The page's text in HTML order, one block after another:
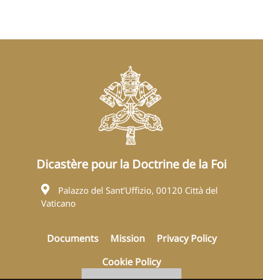
Dicastère pour la Doctrine de la Foi
Palazzo del Sant’Uffizio, 00120 Città del
Vaticano
Documents Mission
Privacy Policy
Cookie Policy